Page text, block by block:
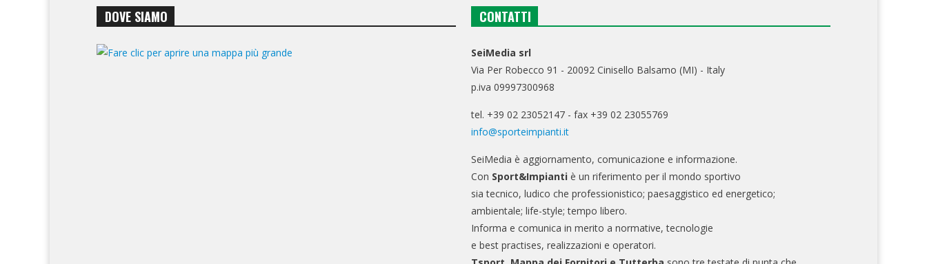
DOVE SIAMO CONTATTI
SeiMedia srl
Via Per Robecco 91 - 20092 Cinisello Balsamo (MI) - Italy
p.iva 09997300968
tel. +39 02 23052147 - fax +39 02 23055769
info@sporteimpianti.it
SeiMedia è aggiornamento, comunicazione e informazione.
Con Sport&Impianti è un riferimento per il mondo sportivo
sia tecnico, ludico che professionistico; paesaggistico ed energetico;
ambientale; life-style; tempo libero.
Informa e comunica in merito a normative, tecnologie
e best practises, realizzazioni e operatori.